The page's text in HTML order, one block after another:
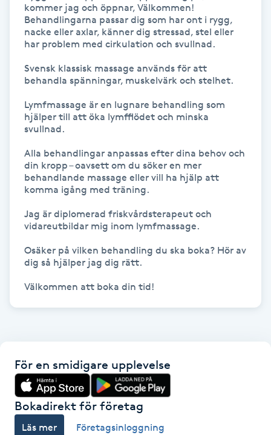
Frisör
Funktionsanalys
Färgning
Föning
Gel naglar
Gelenaglar
Gellack
Gellack med förstärkning
Gruppträning
Gua Sha-massage
kommer jag och öppnar, Välkommen!
Behandlingarna passar dig som har ont i rygg,
nacke eller axlar, känner dig stressad, stel eller
har problem med cirkulation och svullnad.
Svensk klassisk massage används för att
behandla spänningar, muskelvärk och stelhet.
Lymfmassage är en lugnare behandling som
hjälper till att öka lymfflödet och minska
svullnad.
Alla behandlingar anpassas efter dina behov och
din kropp – oavsett om du söker en mer
behandlande massage eller vill ha hjälp att
komma igång med träning.
Jag är diplomerad friskvårdsterapeut och
vidareutbildar mig inom lymfmassage.
Osäker på vilken behandling du ska boka? Hör av
dig så hjälper jag dig rätt.
Välkommen att boka din tid!
För en smidigare upplevelse
Bokadirekt för företag
Läs mer Företagsinloggning